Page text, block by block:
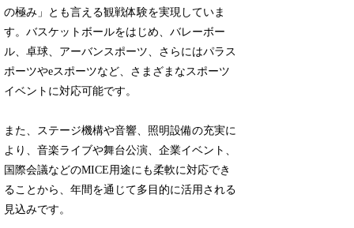
の極み」とも言える観戦体験を実現していま
す。バスケットボールをはじめ、バレーボー
ル、卓球、アーバンスポーツ、さらにはパラス
ポーツやeスポーツなど、さまざまなスポーツ
イベントに対応可能です。
また、ステージ機構や音響、照明設備の充実に
より、音楽ライブや舞台公演、企業イベント、
国際会議などのMICE用途にも柔軟に対応でき
ることから、年間を通じて多目的に活用される
見込みです。